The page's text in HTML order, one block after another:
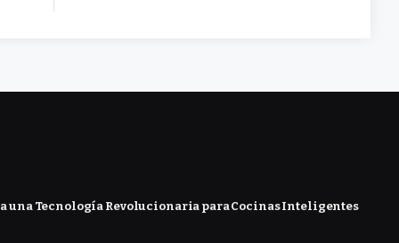
una Tecnología Revolucionaria para Cocinas Inteligentes